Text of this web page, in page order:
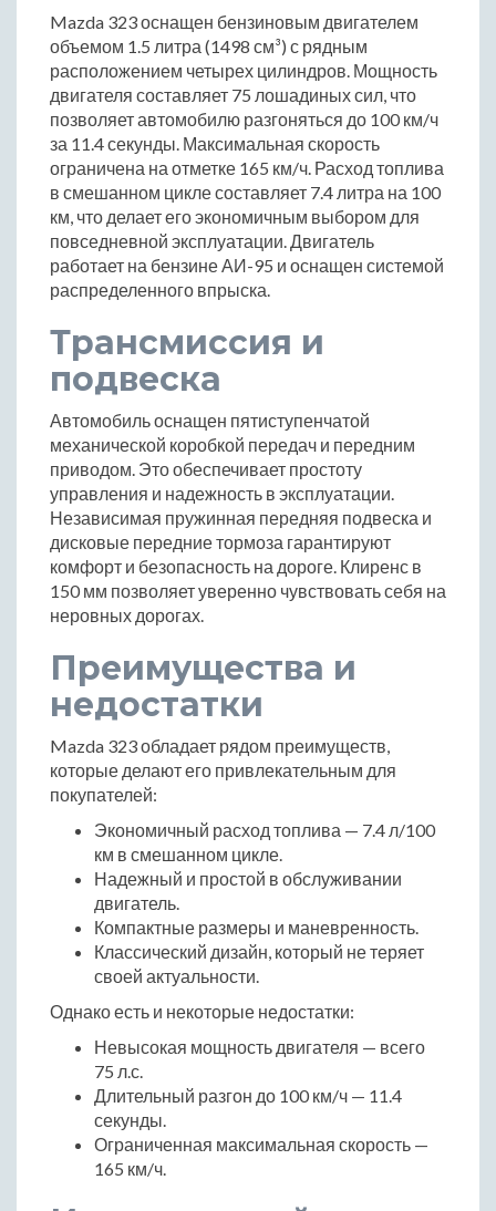
Mazda 323 оснащен бензиновым двигателем
объемом 1.5 литра (1498 см³) с рядным
расположением четырех цилиндров. Мощность
двигателя составляет 75 лошадиных сил, что
позволяет автомобилю разгоняться до 100 км/ч
за 11.4 секунды. Максимальная скорость
ограничена на отметке 165 км/ч. Расход топлива
в смешанном цикле составляет 7.4 литра на 100
км, что делает его экономичным выбором для
повседневной эксплуатации. Двигатель
работает на бензине АИ-95 и оснащен системой
распределенного впрыска.
Трансмиссия и
подвеска
Автомобиль оснащен пятиступенчатой
механической коробкой передач и передним
приводом. Это обеспечивает простоту
управления и надежность в эксплуатации.
Независимая пружинная передняя подвеска и
дисковые передние тормоза гарантируют
комфорт и безопасность на дороге. Клиренс в
150 мм позволяет уверенно чувствовать себя на
неровных дорогах.
Преимущества и
недостатки
Mazda 323 обладает рядом преимуществ,
которые делают его привлекательным для
покупателей:
Экономичный расход топлива — 7.4 л/100
км в смешанном цикле.
Надежный и простой в обслуживании
двигатель.
Компактные размеры и маневренность.
Классический дизайн, который не теряет
своей актуальности.
Однако есть и некоторые недостатки:
Невысокая мощность двигателя — всего
75 л.с.
Длительный разгон до 100 км/ч — 11.4
секунды.
Ограниченная максимальная скорость —
165 км/ч.